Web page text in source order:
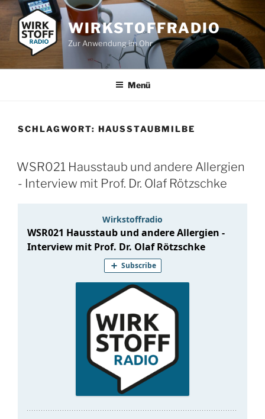
Zum
Inhalt
springen
WIRKSTOFFRADIO
Zur Anwendung im Ohr
Menü
SCHLAGWORT: HAUSSTAUBMILBE
WSR021 Hausstaub und andere Allergien
- Interview mit Prof. Dr. Olaf Rötzschke